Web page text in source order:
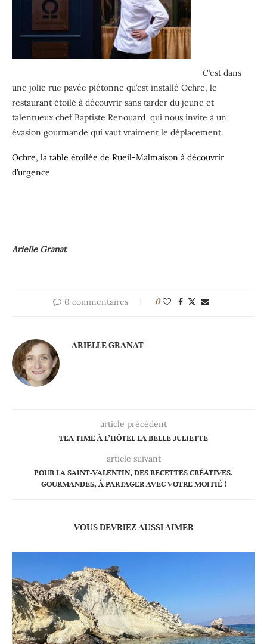
C’est dans
une jolie rue pavée piétonne qu’est installé Ochre, le
restaurant étoilé à découvrir sans tarder du jeune et
talentueux chef Baptiste Renouard qui nous invite à un
évasion gourmande qui vaut vraiment le déplacement.
Ochre, la table étoilée de Rueil-Malmaison à découvrir
d’urgence
Arielle Granat
0 commentaires 0
ARIELLE GRANAT
article précédent
TEA TIME À L’HÔTEL LA BELLE JULIETTE
article suivant
POUR LA SAINT-VALENTIN, DES RECETTES CRÉATIVES,
GOURMANDES, À PARTAGER AVEC VOTRE MOITIÉ !
VOUS DEVRIEZ AUSSI AIMER